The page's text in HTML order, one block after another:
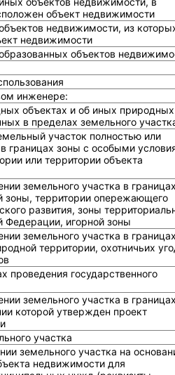
объект недвижимости
недвижимости, из
недвижимости
объектов
инженере:
объектах и об иных природных
в пределах земельного
участок полностью или
границах зоны с особыми
или территории объекта
земельного участка в
зоны, территории опережающего
развития, зоны
Федерации, игорной зоны
земельного участка в
территории, охотничьих
проведения государственного
земельного участка в
которой утвержден проект
участка
земельного участка на
недвижимости для